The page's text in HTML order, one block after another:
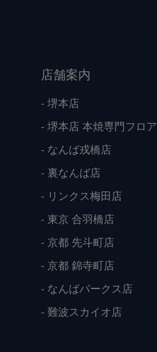
店舗案内
堺本店
堺本店 本焼専門フロア
なんば戎橋店
裏なんば店
リンクス梅田店
東京 合羽橋店
京都 先斗町店
京都 錦寺町店
なんばパークス店
難波スカイオ店